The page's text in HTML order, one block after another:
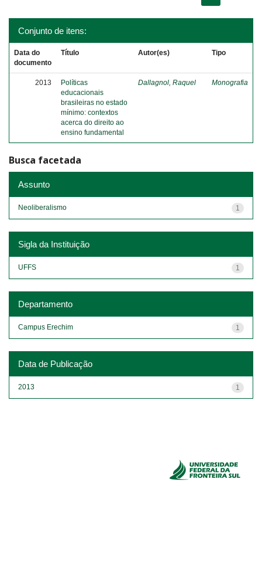
Conjunto de itens:
Data do
documento
Título Autor(es) Tipo
2013
Políticas
educacionais
brasileiras no estado
mínimo: contextos
acerca do direito ao
ensino fundamental
Dallagnol, Raquel Monografia
Busca facetada
Assunto
1
Neoliberalismo
Sigla da Instituição
1
UFFS
Departamento
1
Campus Erechim
Data de Publicação
1
2013